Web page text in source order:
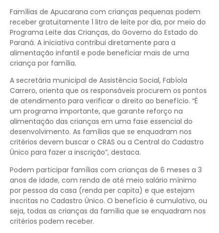
Famílias de Apucarana com crianças pequenas podem
receber gratuitamente 1 litro de leite por dia, por meio do
Programa Leite das Crianças, do Governo do Estado do
Paraná. A iniciativa contribui diretamente para a
alimentação infantil e pode beneficiar mais de uma
criança por família.
A secretária municipal de Assistência Social, Fabíola
Carrero, orienta que os responsáveis procurem os pontos
de atendimento para verificar o direito ao benefício. “É
um programa importante, que garante reforço na
alimentação das crianças em uma fase essencial do
desenvolvimento. As famílias que se enquadram nos
critérios devem buscar o CRAS ou a Central do Cadastro
Único para fazer a inscrição”, destaca.
Podem participar famílias com crianças de 6 meses a 3
anos de idade, com renda de até meio salário mínimo
por pessoa da casa (renda per capita) e que estejam
inscritas no Cadastro Único. O benefício é cumulativo, ou
seja, todas as crianças da família que se enquadram nos
critérios podem receber.